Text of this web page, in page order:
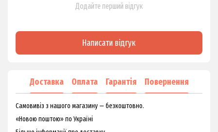
Додайте перший відгук
Написати відгук
Доставка Оплата Гарантія Повернення
Самовивіз з нашого магазину — безкоштовно.
«Новою поштою» по Україні